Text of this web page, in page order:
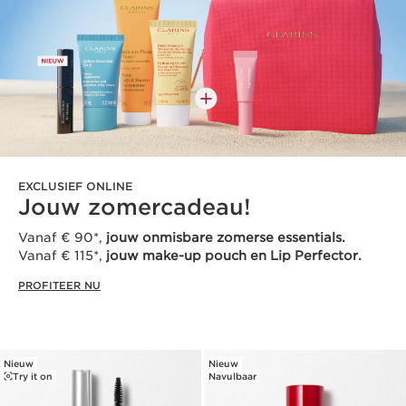
EXCLUSIEF ONLINE
Jouw zomercadeau!
Vanaf € 90*, jouw onmisbare zomerse essentials.
Vanaf € 115*, jouw make-up pouch en Lip Perfector.
PROFITEER NU
Nieuw
Try it on
Nieuw
Navulbaar